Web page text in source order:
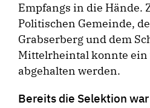
Empfangs in die Hände.
Politischen Gemeinde,
Grabserberg und dem
Mittelrheintal konnte ein
abgehalten werden.
Bereits die Selektion